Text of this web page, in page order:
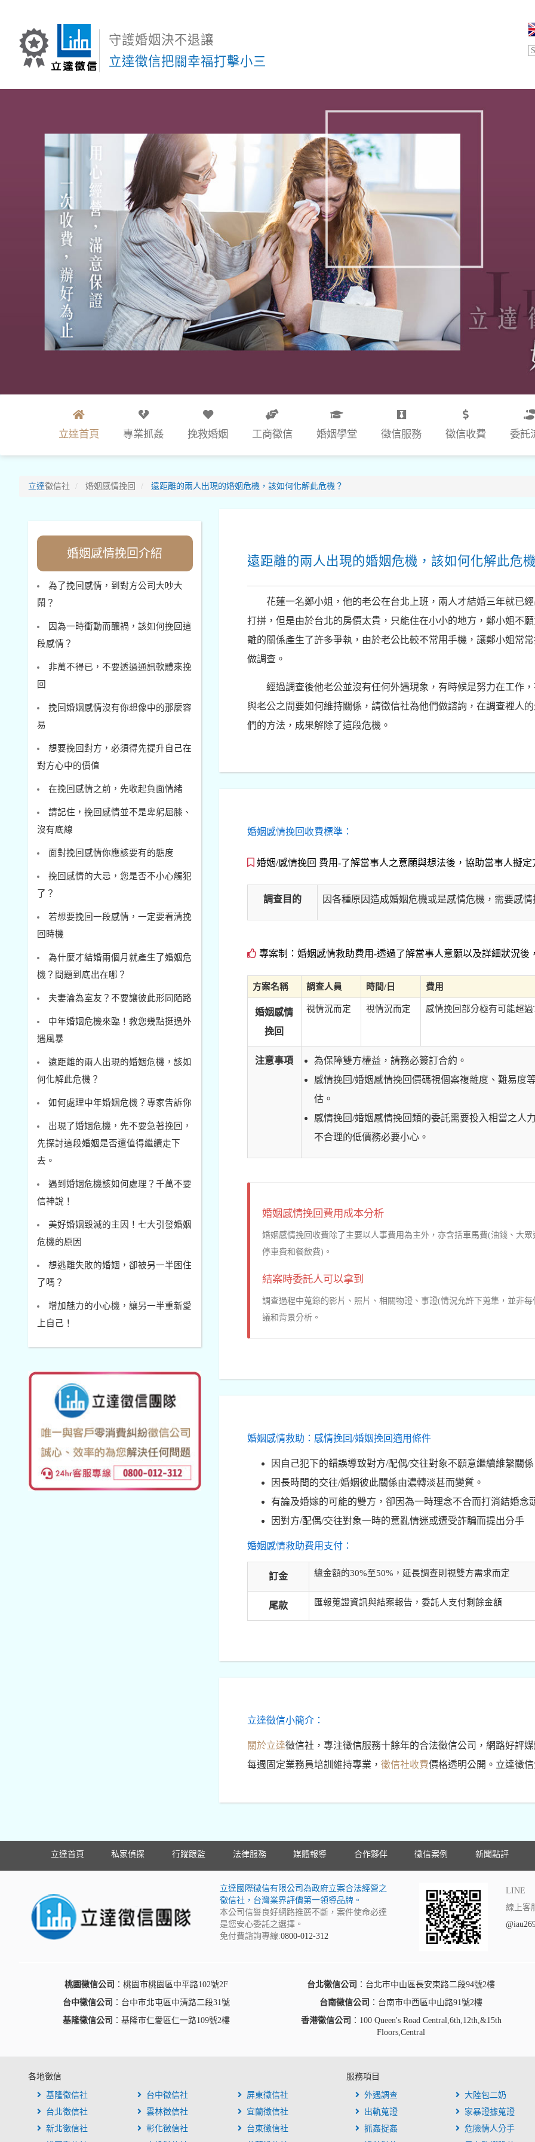
守護婚姻決不退讓
立達徵信把關幸福打擊小三
立達首頁 專業抓姦 挽救婚姻 工商徵信 婚姻學堂 徵信服務 徵信收費 委託
立達徵信社 婚姻感情挽回 遠距離的兩人出現的婚姻危機，該如何化解此危機？
遠距離的兩人出現的婚姻危機，該如何化解此危
花蓮一名鄭小姐，他的老公在台北上班，兩人才結婚三年就已
打拼，但是由於台北的房價太貴，只能住在小小的地方，鄭小姐不
離的關係產生了許多爭執，由於老公比較不常用手機，讓鄭小姐常
做調查。
經過調查後他老公並沒有任何外遇現象，有時候是努力在工作
與老公之間要如何維持關係，請徵信社為他們做諮詢，在調查裡人
們的方法，成果解除了這段危機。
婚姻感情挽回收費標準：
婚姻/感情挽回 費用-了解當事人之意願與想法後，協助當事人擬
調查目的 因各種原因造成婚姻危機或是感情危機，需要感
專案制：婚姻感情救助費用-透過了解當事人意願以及詳細狀況後
方案名稱 調查人員 時間/日 費用
婚姻感情
挽回
視情況而定 視情況而定 感情挽回部分極有可能超
注意事項
為保障雙方權益，請務必簽訂合約。
感情挽回/婚姻感情挽回價碼視個案複雜度、難易度
估。
感情挽回/婚姻感情挽回類的委託需要投入相當之人
不合理的低價務必要小心。
婚姻感情挽回費用成本分析
婚姻感情挽回收費除了主要以人事費用為主外，亦含括車馬費(油錢、大
停車費和餐飲費)。
結案時委託人可以拿到
調查過程中蒐錄的影片、照片、相關物證、事證(情況允許下蒐集，並非
議和背景分析。
婚姻感情救助：感情挽回/婚姻挽回適用條件
因自己犯下的錯誤導致對方/配偶/交往對象不願意繼續維繫關
因長時間的交往/婚姻彼此關係由濃轉淡甚而變質。
有論及婚嫁的可能的雙方，卻因為一時理念不合而打消結婚念
因對方/配偶/交往對象一時的意亂情迷或遭受詐騙而提出分手
婚姻感情救助費用支付：
訂金 總金額的30%至50%，延長調查則視雙方需求而定
尾款 匯報蒐證資訊與結案報告，委託人支付剩餘金額
立達徵信小簡介：
關於立達徵信社，專注徵信服務十餘年的合法徵信公司，網路好評
每週固定業務員培訓維持專業， 徵信社收費價格透明公開。立達徵
婚姻感情挽回介紹
為了挽回感情，到對方公司大吵大
鬧？
因為一時衝動而釀禍，該如何挽回這
段感情？
非萬不得已，不要透過通訊軟體來挽
回
挽回婚姻感情沒有你想像中的那麼容
易
想要挽回對方，必須得先提升自己在
對方心中的價值
在挽回感情之前，先收起負面情緒
請記住，挽回感情並不是卑躬屈膝、
沒有底線
面對挽回感情你應該要有的態度
挽回感情的大忌，您是否不小心觸犯
了？
若想要挽回一段感情，一定要看清挽
回時機
為什麼才結婚兩個月就產生了婚姻危
機？問題到底出在哪？
夫妻淪為室友？不要讓彼此形同陌路
中年婚姻危機來臨！教您幾點挺過外
遇風暴
遠距離的兩人出現的婚姻危機，該如
何化解此危機？
如何處理中年婚姻危機？專家告訴你
出現了婚姻危機，先不要急著挽回，
先探討這段婚姻是否還值得繼續走下
去。
遇到婚姻危機該如何處理？千萬不要
信神說！
美好婚姻毀滅的主因！七大引發婚姻
危機的原因
想逃離失敗的婚姻，卻被另一半困住
了嗎？
增加魅力的小心機，讓另一半重新愛
上自己！
立達首頁 私家偵探 行蹤跟監 法律服務 媒體報導 合作夥伴 徵信案例 新聞點評
立達國際徵信有限公司為政府立案合法經營之
徵信社，台灣業界評價第一領導品牌。
本公司信譽良好網路推薦不斷，案件使命必達
是您安心委託之選擇。
免付費諮詢專線:0800-012-312
LINE
線上客
桃園徵信公司 ：桃園市桃園區中平路102號2F 台北徵信公司 ：台北市中山區長安東路二段94號2樓
台中徵信公司 ：台中市北屯區中清路二段31號 台南徵信公司 ：台南市中西區中山路91號2樓
基隆徵信公司 ：基隆市仁愛區仁一路109號2樓 香港徵信公司 ：100 Queen's Road Central,6th,12th,&15th
Floors,Central
各地徵信
基隆徵信社
台北徵信社
新北徵信社
台中徵信社
雲林徵信社
彰化徵信社
屏東徵信社
宜蘭徵信社
台東徵信社
服務項目
外遇調查
出軌蒐證
抓姦捉姦
大陸包二奶
家暴證據蒐證
危險情人分手